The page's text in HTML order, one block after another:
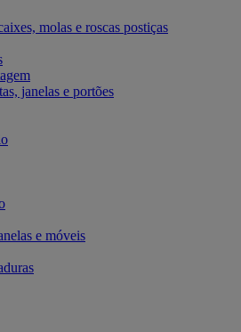
molas e roscas postiças
janelas e portões
e móveis